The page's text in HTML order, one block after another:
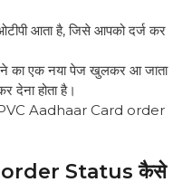
आता है, जिसे आपको दर्ज कर
का एक नया पेज खुलकर आ जाता
देना होता है।
PVC Aadhaar Card order
order Status कैसे